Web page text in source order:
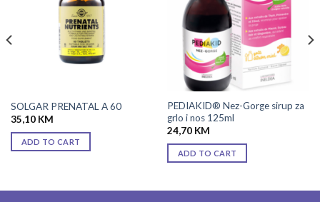
SOLGAR PRENATAL A 60
35,10 KM
ADD TO CART
PEDIAKID® Nez-Gorge sirup za
grlo i nos 125ml
24,70 KM
ADD TO CART